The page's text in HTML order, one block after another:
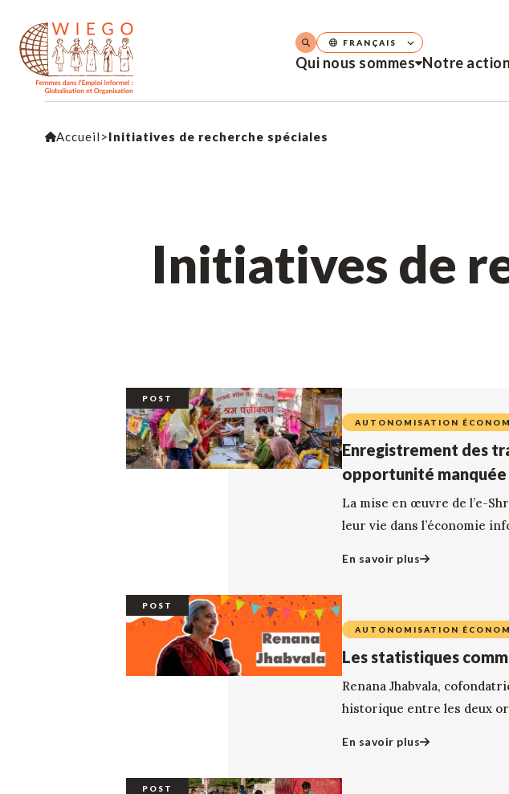
Qui nous sommes Notre action
FRANÇAIS
Accueil >Initiatives de recherche spéciales
Initiatives de
POST
AUTONOMISATION
Enregistrement des
opportunité manquée
La mise en œuvre de l’e-
leur vie dans l’économie
En savoir plus
POST
AUTONOMISATION
Les statistiques
Renana Jhabvala,
historique entre les deux
En savoir plus
POST